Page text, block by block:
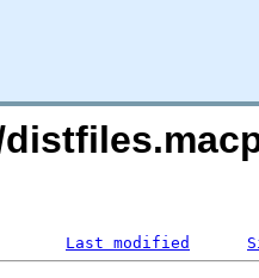
Last modified